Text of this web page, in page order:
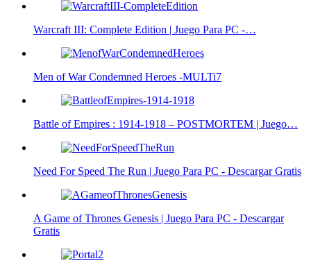
Warcraft III: Complete Edition | Juego Para PC -…
Men of War Condemned Heroes -MULTi7
Battle of Empires : 1914-1918 – POSTMORTEM | Juego…
Need For Speed The Run | Juego Para PC - Descargar Gratis
A Game of Thrones Genesis | Juego Para PC - Descargar
Gratis